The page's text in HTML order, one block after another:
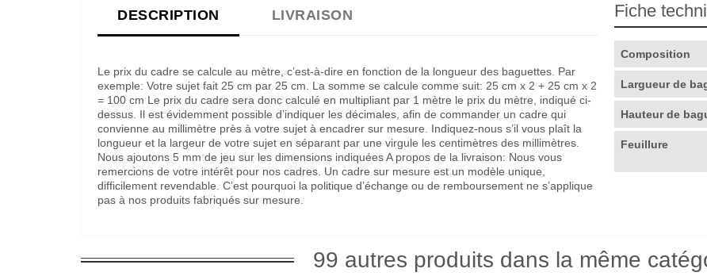
DESCRIPTION LIVRAISON
Le prix du cadre se calcule au mètre, c’est-à-dire en fonction de la longueur des baguettes. Par
exemple: Votre sujet fait 25 cm par 25 cm. La somme se calcule comme suit: 25 cm x 2 + 25 cm x 2
= 100 cm Le prix du cadre sera donc calculé en multipliant par 1 mètre le prix du mètre, indiqué ci-
dessus. Il est évidemment possible d’indiquer les décimales, afin de commander un cadre qui
convienne au millimètre près à votre sujet à encadrer sur mesure. Indiquez-nous s’il vous plaît la
longueur et la largeur de votre sujet en séparant par une virgule les centimètres des millimètres.
Nous ajoutons 5 mm de jeu sur les dimensions indiquées A propos de la livraison: Nous vous
remercions de votre intérêt pour nos cadres. Un cadre sur mesure est un modèle unique,
difficilement revendable. C’est pourquoi la politique d’échange ou de remboursement ne s’applique
pas à nos produits fabriqués sur mesure.
Fiche
Composition
Largueur de
Hauteur de
Feuillure
99 autres produits dans la même